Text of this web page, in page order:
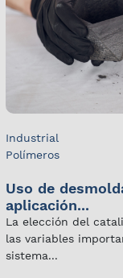
Industrial
Polímeros
Uso de
aplicación...
La elección del
las variables
sistema...